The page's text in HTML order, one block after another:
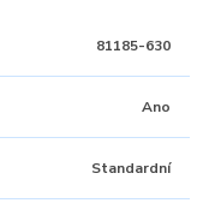
81185-630
Ano
Standardní